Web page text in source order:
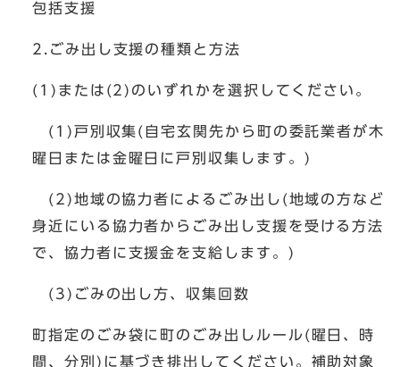
包括支援
2.ごみ出し支援の種類と方法
(1)または(2)のいずれかを選択してください。
(1)戸別収集(自宅玄関先から町の委託業者が木
曜日または金曜日に戸別収集します。)
(2)地域の協力者によるごみ出し(地域の方など
身近にいる協力者からごみ出し支援を受ける方法
で、協力者に支援金を支給します。)
(3)ごみの出し方、収集回数
町指定のごみ袋に町のごみ出しルール(曜日、時
間、分別)に基づき排出してください。補助対象